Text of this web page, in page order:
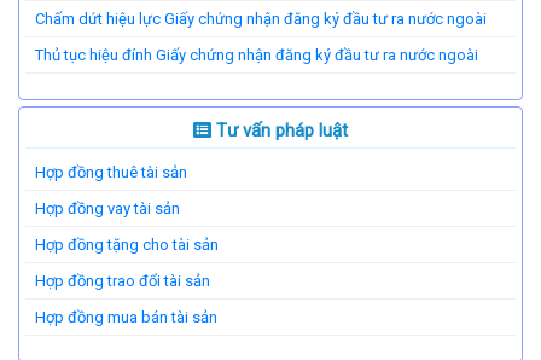
Chấm dứt hiệu lực Giấy chứng nhận đăng ký đầu tư ra nước ngoài
Thủ tục hiệu đính Giấy chứng nhận đăng ký đầu tư ra nước ngoài
Tư vấn pháp luật
Hợp đồng thuê tài sản
Hợp đồng vay tài sản
Hợp đồng tặng cho tài sản
Hợp đồng trao đổi tài sản
Hợp đồng mua bán tài sản